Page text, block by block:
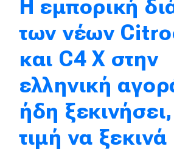
Σταθμοί φόρτισης
Classic
Νέα
Παρουσιάσεις
Η εμπορική
των νέων
και C4 X στην
ελληνική
ήδη
τιμή να ξεκινά